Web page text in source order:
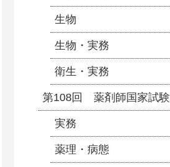
生物
生物・実務
衛生・実務
第108回 薬剤師国家試験
実務
薬理・病態